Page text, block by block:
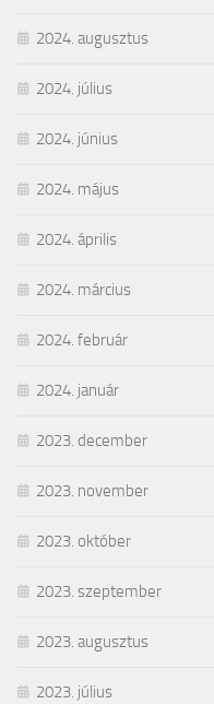
2024. augusztus
2024. július
2024. június
2024. május
2024. április
2024. március
2024. február
2024. január
2023. december
2023. november
2023. október
2023. szeptember
2023. augusztus
2023. július